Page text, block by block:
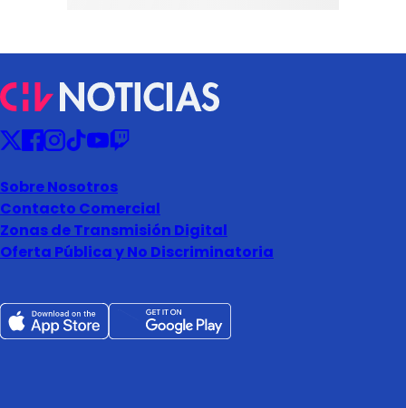
Sobre Nosotros
Contacto Comercial
Zonas de Transmisión Digital
Oferta Pública y No Discriminatoria